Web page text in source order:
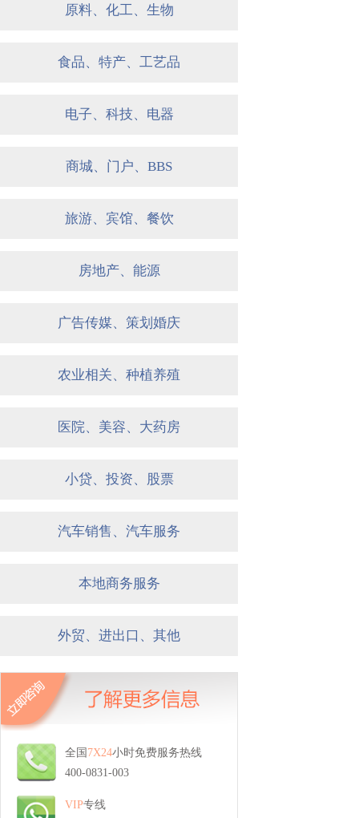
原料、化工、生物
食品、特产、工艺品
电子、科技、电器
商城、门户、BBS
旅游、宾馆、餐饮
房地产、能源
广告传媒、策划婚庆
农业相关、种植养殖
医院、美容、大药房
小贷、投资、股票
汽车销售、汽车服务
本地商务服务
外贸、进出口、其他
全国 7X24小时免费服务热线
400-0831-003
VIP专线